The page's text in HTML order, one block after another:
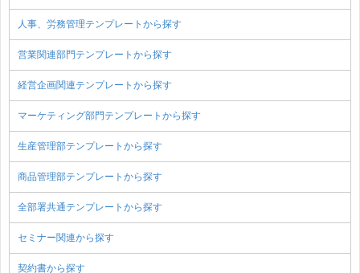
人事、労務管理テンプレートから探す
営業関連部門テンプレートから探す
経営企画関連テンプレートから探す
マーケティング部門テンプレートから探す
生産管理部テンプレートから探す
商品管理部テンプレートから探す
全部署共通テンプレートから探す
セミナー関連から探す
契約書から探す